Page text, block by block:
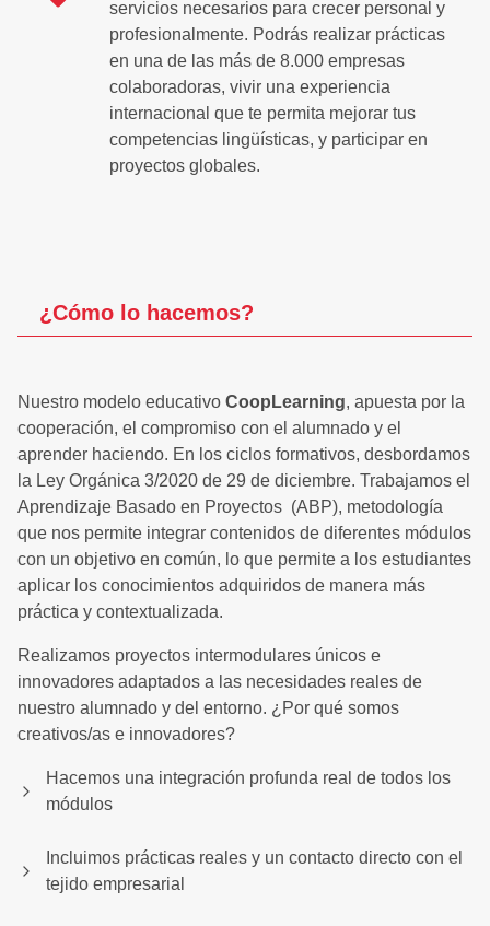
servicios necesarios para crecer personal y
profesionalmente. Podrás realizar prácticas
en una de las más de 8.000 empresas
colaboradoras, vivir una experiencia
internacional que te permita mejorar tus
competencias lingüísticas, y participar en
proyectos globales.
¿Cómo lo hacemos?
Nuestro modelo educativo CoopLearning, apuesta por la
cooperación, el compromiso con el alumnado y el
aprender haciendo. En los ciclos formativos, desbordamos
la Ley Orgánica 3/2020 de 29 de diciembre. Trabajamos el
Aprendizaje Basado en Proyectos (ABP), metodología
que nos permite integrar contenidos de diferentes módulos
con un objetivo en común, lo que permite a los estudiantes
aplicar los conocimientos adquiridos de manera más
práctica y contextualizada.
Realizamos proyectos intermodulares únicos e
innovadores adaptados a las necesidades reales de
nuestro alumnado y del entorno. ¿Por qué somos
creativos/as e innovadores?
Hacemos una integración profunda real de todos los
módulos
Incluimos prácticas reales y un contacto directo con el
tejido empresarial